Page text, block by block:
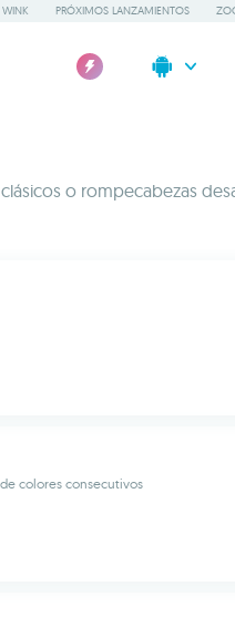
WINK PRÓXIMOS LANZAMIENTOS
o rompecabezas
colores consecutivos